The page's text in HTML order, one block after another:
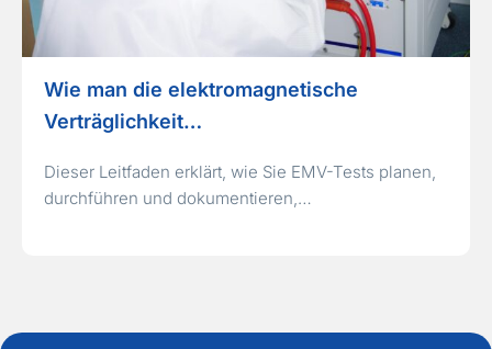
Wie man die elektromagnetische
Verträglichkeit…
Dieser Leitfaden erklärt, wie Sie EMV-Tests planen,
durchführen und dokumentieren,…